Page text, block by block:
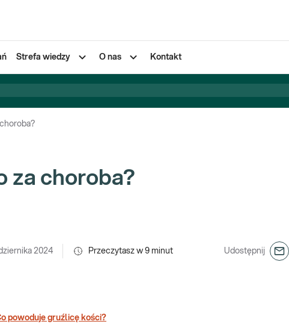
Strefa wiedzy O nas Kontakt
za choroba?
2024 Przeczytasz w 9 minut Udostępnij
powoduje gruźlicę kości?